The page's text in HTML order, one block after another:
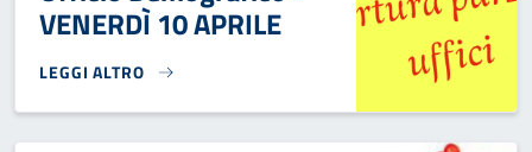
VENERDÌ 10 APRILE
LEGGI ALTRO
APERTURA PARZIALE UFFICIO DEMOGRAFICO - VENERDÌ 10